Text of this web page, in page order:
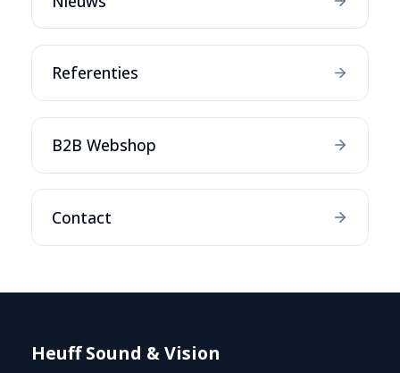
Referenties
B2B Webshop
Contact
Heuff Sound & Vision